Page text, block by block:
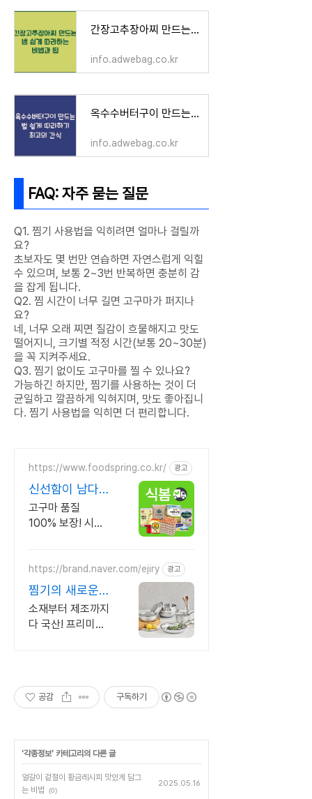
간장고추장아찌 만드는 법 쉽게 따라하는 비법과 팁
info.adwebag.co.kr
옥수수버터구이 만드는 법 쉽게 따라하기 최고의 간식
info.adwebag.co.kr
FAQ: 자주 묻는 질문
Q1. 찜기 사용법을 익히려면 얼마나 걸릴까
요?
초보자도 몇 번만 연습하면 자연스럽게 익힐
수 있으며, 보통 2~3번 반복하면 충분히 감
을 잡게 됩니다.
Q2. 찜 시간이 너무 길면 고구마가 퍼지나
요?
네, 너무 오래 찌면 질감이 흐물해지고 맛도
떨어지니, 크기별 적정 시간(보통 20~30분)
을 꼭 지켜주세요.
Q3. 찜기 없이도 고구마를 찔 수 있나요?
가능하긴 하지만, 찜기를 사용하는 것이 더
균일하고 깔끔하게 익혀지며, 맛도 좋아집니
다. 찜기 사용법을 익히면 더 편리합니다.
https://www.foodspring.co.kr/ 광고
신선함이 남다른
식봄 채소 사업
자 전용 특가
고구마 품질
100% 보장! 시세
https://brand.naver.com/ejiry 광고
찜기의 새로운
기준 2025무연
마시리즈 출시!
소재부터 제조까지
다 국산! 프리미엄
주방브랜드 에지리
에서 새로 출시한
즈!
공감 구독하기
'각종정보' 카테고리의 다른 글
얼갈이 겉절이 황금레시피 맛있게 담그
는 비법
(0)
2025.05.16